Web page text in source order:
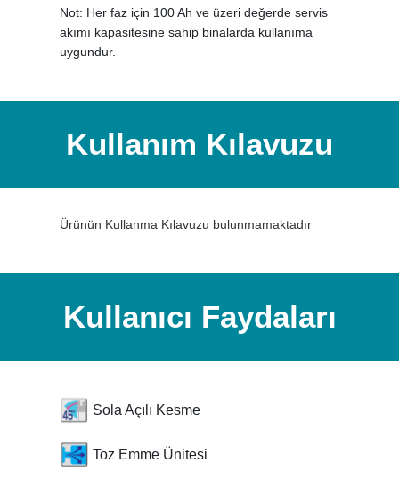
Not: Her faz için 100 Ah ve üzeri değerde servis
akımı kapasitesine sahip binalarda kullanıma
uygundur.
Kullanım Kılavuzu
Ürünün Kullanma Kılavuzu bulunmamaktadır
Kullanıcı Faydaları
Sola Açılı Kesme
Toz Emme Ünitesi